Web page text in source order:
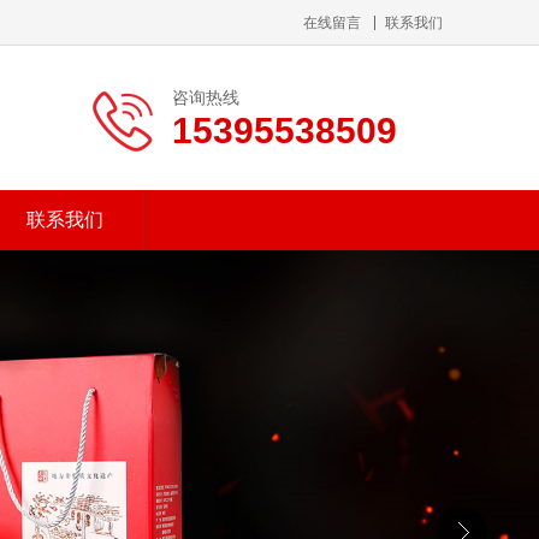
在线留言 联系我们
咨询热线
15395538509
联系我们